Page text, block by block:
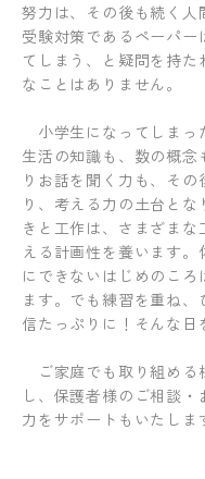
努力は、その後も続く人
受験対策であるペーパー
てしまう、と疑問を持
なことはありません。
小学生になってしまっ
生活の知識も、数の概
りお話を聞く力も、そ
り、考える力の土台と
きと工作は、さまざま
える計画性を養います
にできないはじめのこ
ます。でも練習を重ね
信たっぷりに！そんな日
ご家庭でも取り組める
し、保護者様のご相談
力をサポートもいたしま